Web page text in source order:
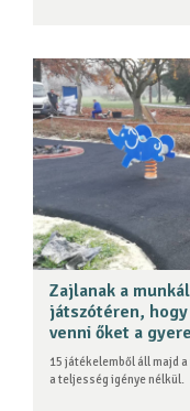
Zajlanak a
játszótéren,
venni őket a
15 játékelemből áll majd
a teljesség igénye nélkül.